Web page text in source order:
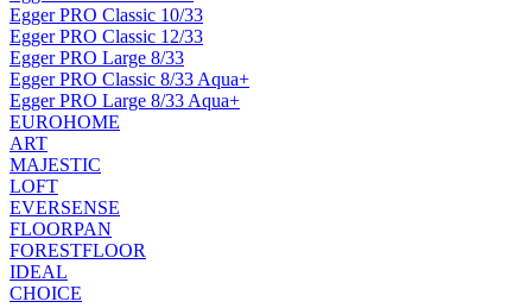
Egger PRO Classic 10/33
Egger PRO Classic 12/33
Egger PRO Large 8/33
Egger PRO Classic 8/33 Aqua+
Egger PRO Large 8/33 Aqua+
EUROHOME
ART
MAJESTIC
LOFT
EVERSENSE
FLOORPAN
FORESTFLOOR
IDEAL
CHOICE